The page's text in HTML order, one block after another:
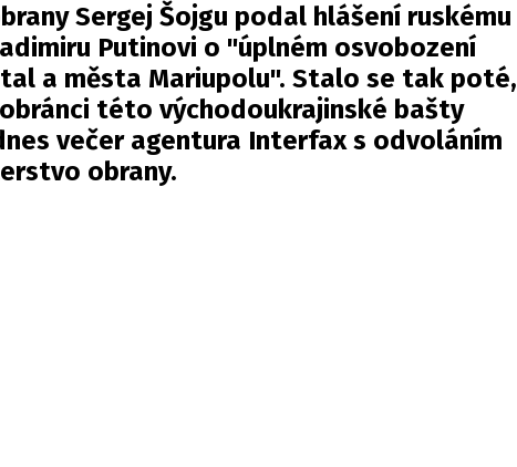
Sergej Šojgu podal hlášení ruskému
Putinovi o "úplném osvobození
a města Mariupolu". Stalo se tak poté,
této východoukrajinské bašty
večer agentura Interfax s odvoláním
obrany.